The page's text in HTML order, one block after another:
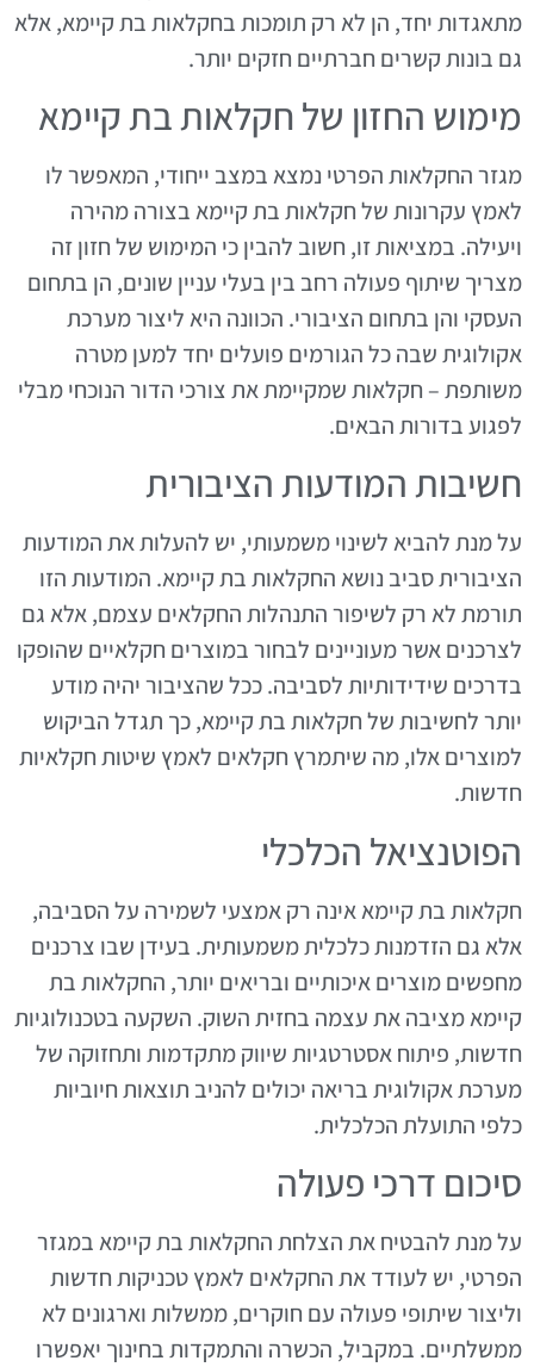
מתאגדות יחד, הן לא רק תומכות בחקלאות בת קיימא, אלא
גם בונות קשרים חברתיים חזקים יותר.
מימוש החזון של חקלאות בת קיימא
מגזר החקלאות הפרטי נמצא במצב ייחודי, המאפשר לו
לאמץ עקרונות של חקלאות בת קיימא בצורה מהירה
ויעילה. במציאות זו, חשוב להבין כי המימוש של חזון זה
מצריך שיתוף פעולה רחב בין בעלי עניין שונים, הן בתחום
העסקי והן בתחום הציבורי. הכוונה היא ליצור מערכת
אקולוגית שבה כל הגורמים פועלים יחד למען מטרה
משותפת – חקלאות שמקיימת את צורכי הדור הנוכחי מבלי
לפגוע בדורות הבאים.
חשיבות המודעות הציבורית
על מנת להביא לשינוי משמעותי, יש להעלות את המודעות
הציבורית סביב נושא החקלאות בת קיימא. המודעות הזו
תורמת לא רק לשיפור התנהלות החקלאים עצמם, אלא גם
לצרכנים אשר מעוניינים לבחור במוצרים חקלאיים שהופקו
בדרכים שידידותיות לסביבה. ככל שהציבור יהיה מודע
יותר לחשיבות של חקלאות בת קיימא, כך תגדל הביקוש
למוצרים אלו, מה שיתמרץ חקלאים לאמץ שיטות חקלאיות
חדשות.
הפוטנציאל הכלכלי
חקלאות בת קיימא אינה רק אמצעי לשמירה על הסביבה,
אלא גם הזדמנות כלכלית משמעותית. בעידן שבו צרכנים
מחפשים מוצרים איכותיים ובריאים יותר, החקלאות בת
קיימא מציבה את עצמה בחזית השוק. השקעה בטכנולוגיות
חדשות, פיתוח אסטרטגיות שיווק מתקדמות ותחזוקה של
מערכת אקולוגית בריאה יכולים להניב תוצאות חיוביות
כלפי התועלת הכלכלית.
סיכום דרכי פעולה
על מנת להבטיח את הצלחת החקלאות בת קיימא במגזר
הפרטי, יש לעודד את החקלאים לאמץ טכניקות חדשות
וליצור שיתופי פעולה עם חוקרים, ממשלות וארגונים לא
ממשלתיים. במקביל, הכשרה והתמקדות בחינוך יאפשרו